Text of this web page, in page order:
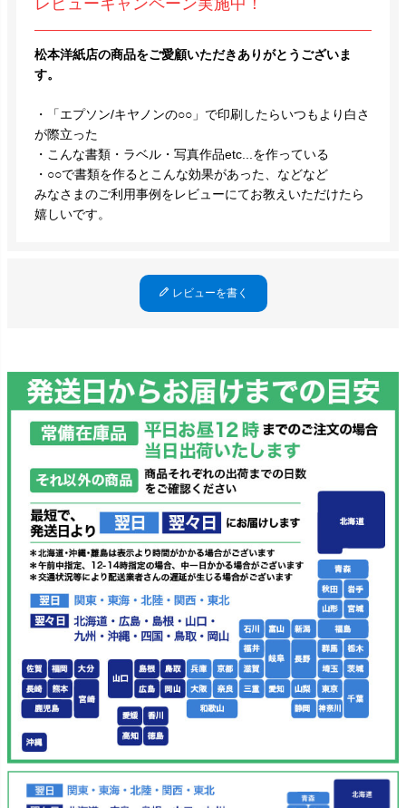
松本洋紙店の商品をご愛顧いただきありがとうございま
す。
・「エプソン/キヤノンの○○」で印刷したらいつもより白さ
が際立った
・こんな書類・ラベル・写真作品etc...を作っている
・○○で書類を作るとこんな効果があった、などなど
みなさまのご利用事例をレビューにてお教えいただけたら
嬉しいです。
レビューを書く